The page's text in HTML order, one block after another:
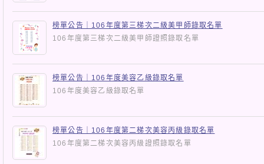
榜單公告｜106年度第三梯次二級美甲師錄取名單
106年度第三梯次二級美甲師證照錄取名單
榜單公告｜106年度美容乙級錄取名單
106年度美容乙級錄取名單
榜單公告｜106年度第二梯次美容丙級錄取名單
106年度第二梯次美容丙級證照錄取名單